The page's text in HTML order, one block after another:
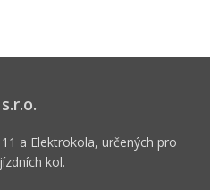
a Elektrokola, určených pro
kol.